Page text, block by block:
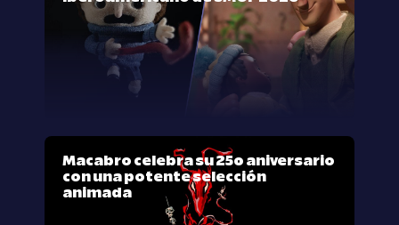
Macabro celebra su 25º aniversario
con una potente selección
animada